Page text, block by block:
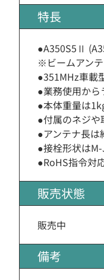
特長
●A350S5Ⅱ
※ビームアン
●351MHz車載
●業務使用から
●本体重量は
●付属のネジや
●アンテナ長は
●接栓形状はM-
●RoHS指令対
販売状態
販売中
備考